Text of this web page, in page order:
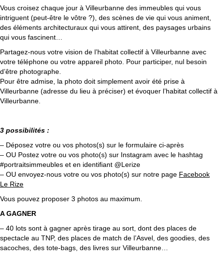
Vous croisez chaque jour à Villeurbanne des immeubles qui vous
intriguent (peut-être le vôtre ?), des scènes de vie qui vous animent,
des éléments architecturaux qui vous attirent, des paysages urbains
qui vous fascinent…
Partagez-nous votre vision de l’habitat collectif à Villeurbanne avec
votre téléphone ou votre appareil photo. Pour participer, nul besoin
d’être photographe.
Pour être admise, la photo doit simplement avoir été prise à
Villeurbanne (adresse du lieu à préciser) et évoquer l’habitat collectif à
Villeurbanne.
3 possibilités :
– Déposez votre ou vos photos(s) sur le formulaire ci-après
– OU Postez votre ou vos photo(s) sur Instagram avec le hashtag
#portraitsimmeubles et en identifiant @Lerize
– OU envoyez-nous votre ou vos photo(s) sur notre page Facebook
Le Rize
Vous pouvez proposer 3 photos au maximum.
A GAGNER
– 40 lots sont à gagner après tirage au sort, dont des places de
spectacle au TNP, des places de match de l’Asvel, des goodies, des
sacoches, des tote-bags, des livres sur Villeurbanne…